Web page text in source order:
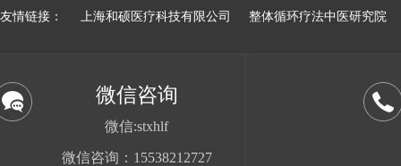
友情链接： 上海和硕医疗科技有限公司 整体循环疗法中医研究院
微信咨询
微信:stxhlf
微信咨询：15538212727